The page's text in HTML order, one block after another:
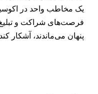
مخاطب واحد در
شراکت و تبلیغ
می‌ماندند، آشکار کند.